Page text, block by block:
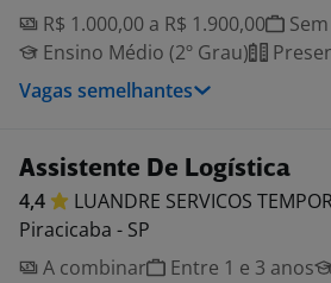
R$ 1.000,00 a R$ 1.900,00
Ensino Médio (2º Grau)
Vagas semelhantes
Assistente De Logística
4,4 LUANDRE SERVICOS
Piracicaba - SP
A combinar
Entre 1 e 3 anos